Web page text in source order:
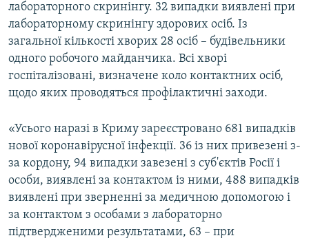
лабораторного скринінгу. 32 випадки виявлені при
лабораторному скринінгу здорових осіб. Із
загальної кількості хворих 28 осіб – будівельники
одного робочого майданчика. Всі хворі
госпіталізовані, визначене коло контактних осіб,
щодо яких проводяться профілактичні заходи.
«Усього наразі в Криму зареєстровано 681 випадків
нової коронавірусної інфекції. 36 із них привезені з-
за кордону, 94 випадки завезені з суб'єктів Росії і
особи, виявлені за контактом із ними, 488 випадків
виявлені при зверненні за медичною допомогою і
за контактом з особами з лабораторно
підтвердженими результатами, 63 – при